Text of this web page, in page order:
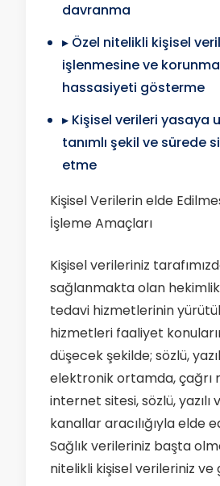
davranma
▸ Özel nitelikli kişisel
işlenmesine ve
hassasiyeti gösterme
▸ Kişisel verileri yasaya
tanımlı şekil ve sürede
etme
Kişisel Verilerin elde
İşleme Amaçları
Kişisel verileriniz
sağlanmakta olan
tedavi hizmetlerinin
hizmetleri faaliyet
düşecek şekilde; sözlü,
elektronik ortamda, çağrı
internet sitesi, sözlü, yazılı
kanallar aracılığıyla elde
Sağlık verileriniz başta
nitelikli kişisel verileriniz ve